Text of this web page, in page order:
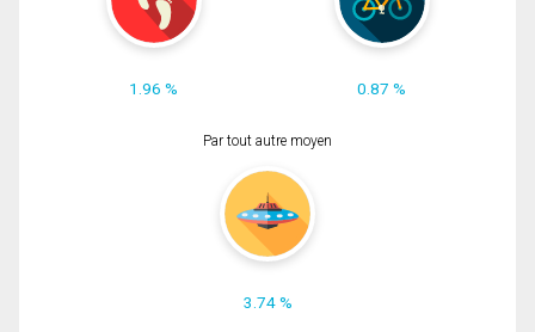
1.96 % 0.87 %
Par tout autre moyen
3.74 %